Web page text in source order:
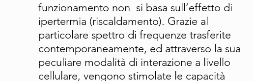
funzionamento non si basa sull’effetto di
ipertermia (riscaldamento). Grazie al
particolare spettro di frequenze trasferite
contemporaneamente, ed attraverso la sua
peculiare modalità di interazione a livello
cellulare, vengono stimolate le capacità